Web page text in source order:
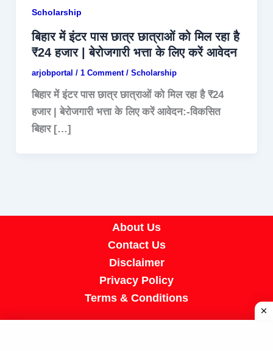
Scholarship
बिहार में इंटर पास छात्र छात्राओं को मिल रहा है
₹24 हजार | बेरोजगारी भत्ता के लिए करें आवेदन
arjobportal / 1 Comment / Scholarship
बिहार में इंटर पास छात्र छात्राओं को मिल रहा है ₹24
हजार | बेरोजगारी भत्ता के लिए करें आवेदन:-विकसित
बिहार […]
About Us
Contact Us
Disclaimer
Privacy Policy
Terms & Conditions